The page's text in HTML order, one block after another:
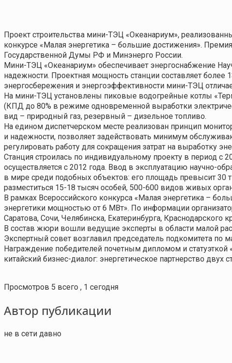
Проект строительства мини-ТЭЦ «Океанариум»,
конкурсе «Малая энергетика – большие достижения».
Государственной Думы РФ и Минэнерго России.
Мини-ТЭЦ «Океанариум» обеспечивает энергоснабжение
надежности. Проектная мощность станции составляет более
энергосбережения и энергоэффективности мини-ТЭЦ
На мини-ТЭЦ установлены пиковые водогрейные котлы
(КПД до 80% в режиме одновременной выработки
вид – природный газ, резервный – дизельное топливо.
На едином диспетчерском месте реализован принцип
и надежности, позволяет задействовать минимум
регулировать работу для сокращения затрат на выработку
Станция строилась по индивидуальному проекту в период
осуществляется с 2012 года. Ввод в эксплуатацию научно-
в мире среди подобных объектов: его площадь превысит 30
разместиться 15-18 тысяч особей, 500-600 видов живых
В рамках Всероссийского конкурса «Малая энергетика –
энергетики мощностью от 6 МВт». По информации
Саратова, Сочи, Челябинска, Екатеринбурга,
В состав жюри вошли ведущие эксперты в области малой
Экспертный совет возглавил председатель подкомитета
Награждение победителей почетным дипломом и
китайский бизнес-диалог: энергетическое партнерство
Просмотров 5 всего , 1 сегодня
Автор публикации
не в сети давно